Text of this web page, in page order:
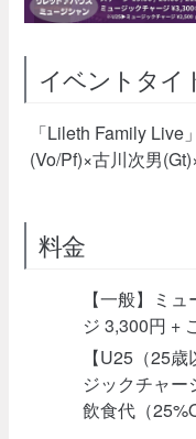
イベントタイ
「Lileth Family Live
(Vo/Pf)×古川次男
料金
【一般】ミ
ジ 3,300円 +
【U25（25
ジックチャー
飲食代（